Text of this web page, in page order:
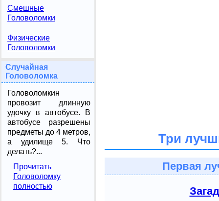
Смешные
Головоломки
Физические
Головоломки
Случайная
Головоломка
Головоломкин
провозит длинную
удочку в автобусе. В
автобусе разрешены
предметы до 4 метров,
а удилище 5. Что
делать?...
Прочитать
Головоломку
полностью
Три
Первая